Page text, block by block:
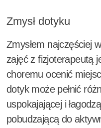
Zmysł dotyku
Zmysłem najczęściej
zajęć z fizjoterapeutą
choremu ocenić
dotyk może pełnić
uspokajającej i
pobudzającą do